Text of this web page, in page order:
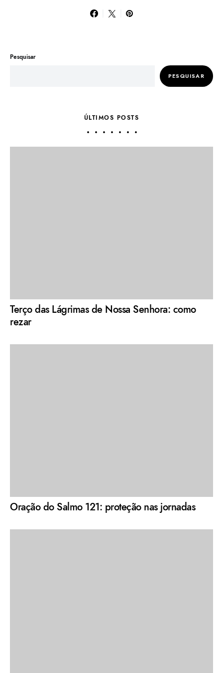
Pesquisar
PESQUISAR
ÚLTIMOS POSTS
Terço das Lágrimas de Nossa Senhora: como
rezar
Oração do Salmo 121: proteção nas jornadas